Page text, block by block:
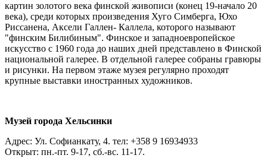
картин золотого века финской живописи (конец 19-начало 20
века), среди которых произведения Хуго Симберга, Юхо
Риссанена, Аксели Галлен- Каллела, которого называют
"финским Билибиным". Финское и западноевропейское
искусство с 1960 года до наших дней представлено в Финской
национальной галерее. В отдельной галерее собраны гравюры
и рисунки. На первом этаже музея регулярно проходят
крупные выставки иностранных художников.
Музей города Хельсинки
Адрес: Ул. Софианкату, 4. тел: +358 9 16934933
Открыт: пн.-пт. 9-17, сб.-вс. 11-17.